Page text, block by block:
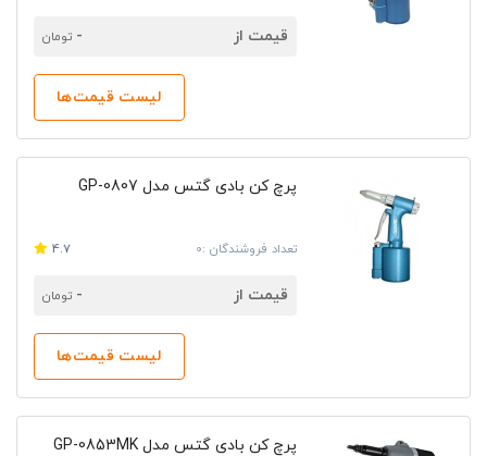
قیمت از - تومان
لیست قیمت‌ها
پرچ کن بادی گتس مدل GP-0807
تعداد فروشندگان :0 4.7
قیمت از - تومان
لیست قیمت‌ها
پرچ کن بادی گتس مدل GP-0853MK